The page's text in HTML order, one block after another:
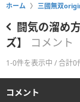
ホーム 三國無双
闘気の溜め
ズ】
コメント
1-0件を表示中 / 合計0
コメント